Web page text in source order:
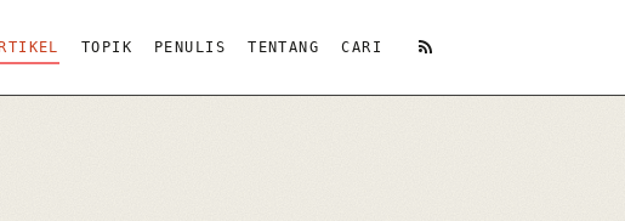
TOPIK PENULIS TENTANG CARI
RSS